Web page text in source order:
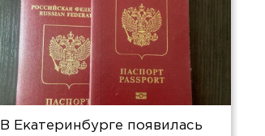
В Екатеринбурге появилась